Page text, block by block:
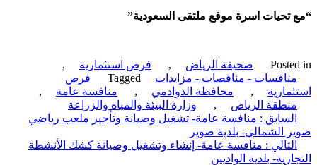
تحيات اسرة موقع ملتقى السعودية”
صحيفة الرياض , فرص استثمارية
,
- مناقصات - مزايدات
Tagged
فرص
, محافظة الدوادمي , منافسة عامة
,
الرياض
, وزارة البيئة والمياه والزراعة
: منافسة عامة- تشغيل وصيانة وتأجير ملعب رياضي
الشمالي- بلدية صوير
:منافسة عامة- إنشاء وتشغيل وصيانة كشك الأنشطة
بلدية الواديين